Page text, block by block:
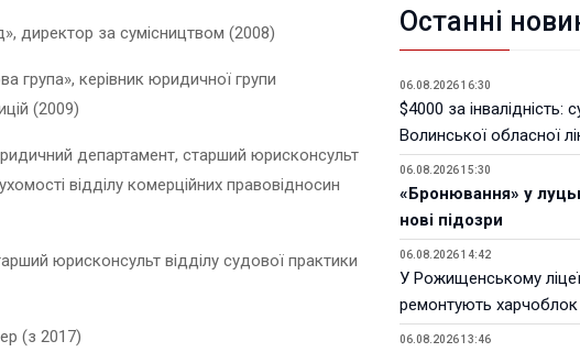
директор за сумісництвом (2008)
група», керівник юридичної групи
(2009)
департамент, старший юрисконсульт
відділу комерційних правовідносин
юрисконсульт відділу судової практики
(з 2017)
Останні
06.08.2026 16:30
$4000 за інвалідність:
Волинської обласної
06.08.2026 15:30
«Бронювання» у
нові підозри
06.08.2026 14:42
У Рожищенському
ремонтують харчоблок
06.08.2026 13:46